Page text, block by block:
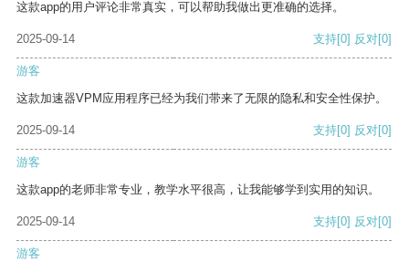
这款app的用户评论非常真实，可以帮助我做出更准确的选择。
2025-09-14 支持[0] 反对[0]
游客
这款加速器VPM应用程序已经为我们带来了无限的隐私和安全性保护。
2025-09-14 支持[0] 反对[0]
游客
这款app的老师非常专业，教学水平很高，让我能够学到实用的知识。
2025-09-14 支持[0] 反对[0]
游客